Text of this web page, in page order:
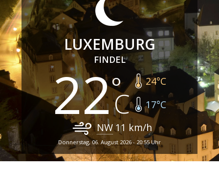
LUXEMBURG
FINDEL
22 24°C
17°C
NW11 km/h
Donnerstag, 06. August 2026 - 20:55 Uhr